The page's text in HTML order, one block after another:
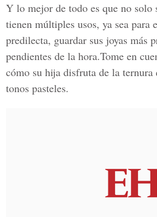
Y lo mejor de todo es que no solo
tienen múltiples usos, ya sea para
predilecta, guardar sus joyas más
pendientes de la hora.Tome en
cómo su hija disfruta de la
tonos pasteles.